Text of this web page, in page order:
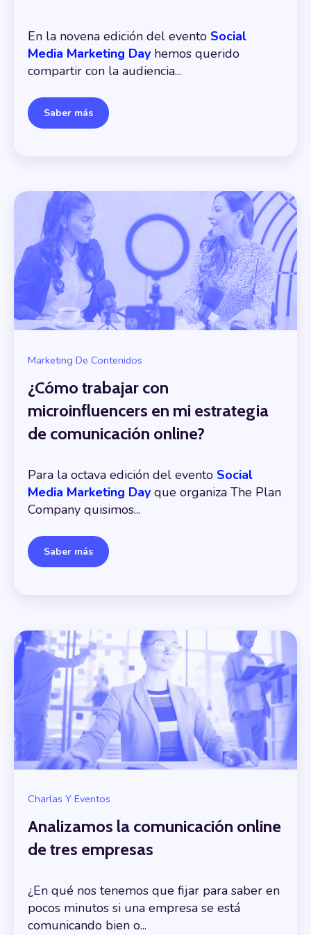
En la novena edición del evento Social
Media Marketing Day hemos querido
compartir con la audiencia...
Saber más
Marketing De Contenidos
¿Cómo trabajar con
microinfluencers en mi estrategia
de comunicación online?
Para la octava edición del evento Social
Media Marketing Day que organiza The Plan
Company quisimos...
Saber más
Charlas Y Eventos
Analizamos la comunicación online
de tres empresas
¿En qué nos tenemos que fijar para saber en
pocos minutos si una empresa se está
comunicando bien o...